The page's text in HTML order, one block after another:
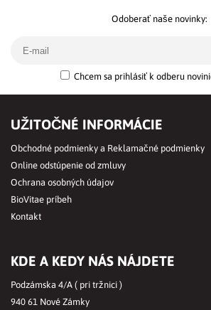
Odoberať naše novinky:
Chcem sa prihlásiť k odberu
UŽITOČNÉ INFORMÁCIE
Obchodné podmienky a Reklamačné podmienky
Online odstúpenie od zmluvy
Ochrana osobných údajov
BioVitae príbeh
Kontakt
KDE A KEDY NÁS NÁJDETE
Podzámska 4/A ( pri tržnici )
940 61 Nové Zámky